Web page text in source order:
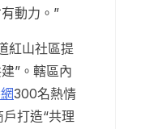
動力。”
紅山社區提
”。轄區內
300名熱情
打造“共理